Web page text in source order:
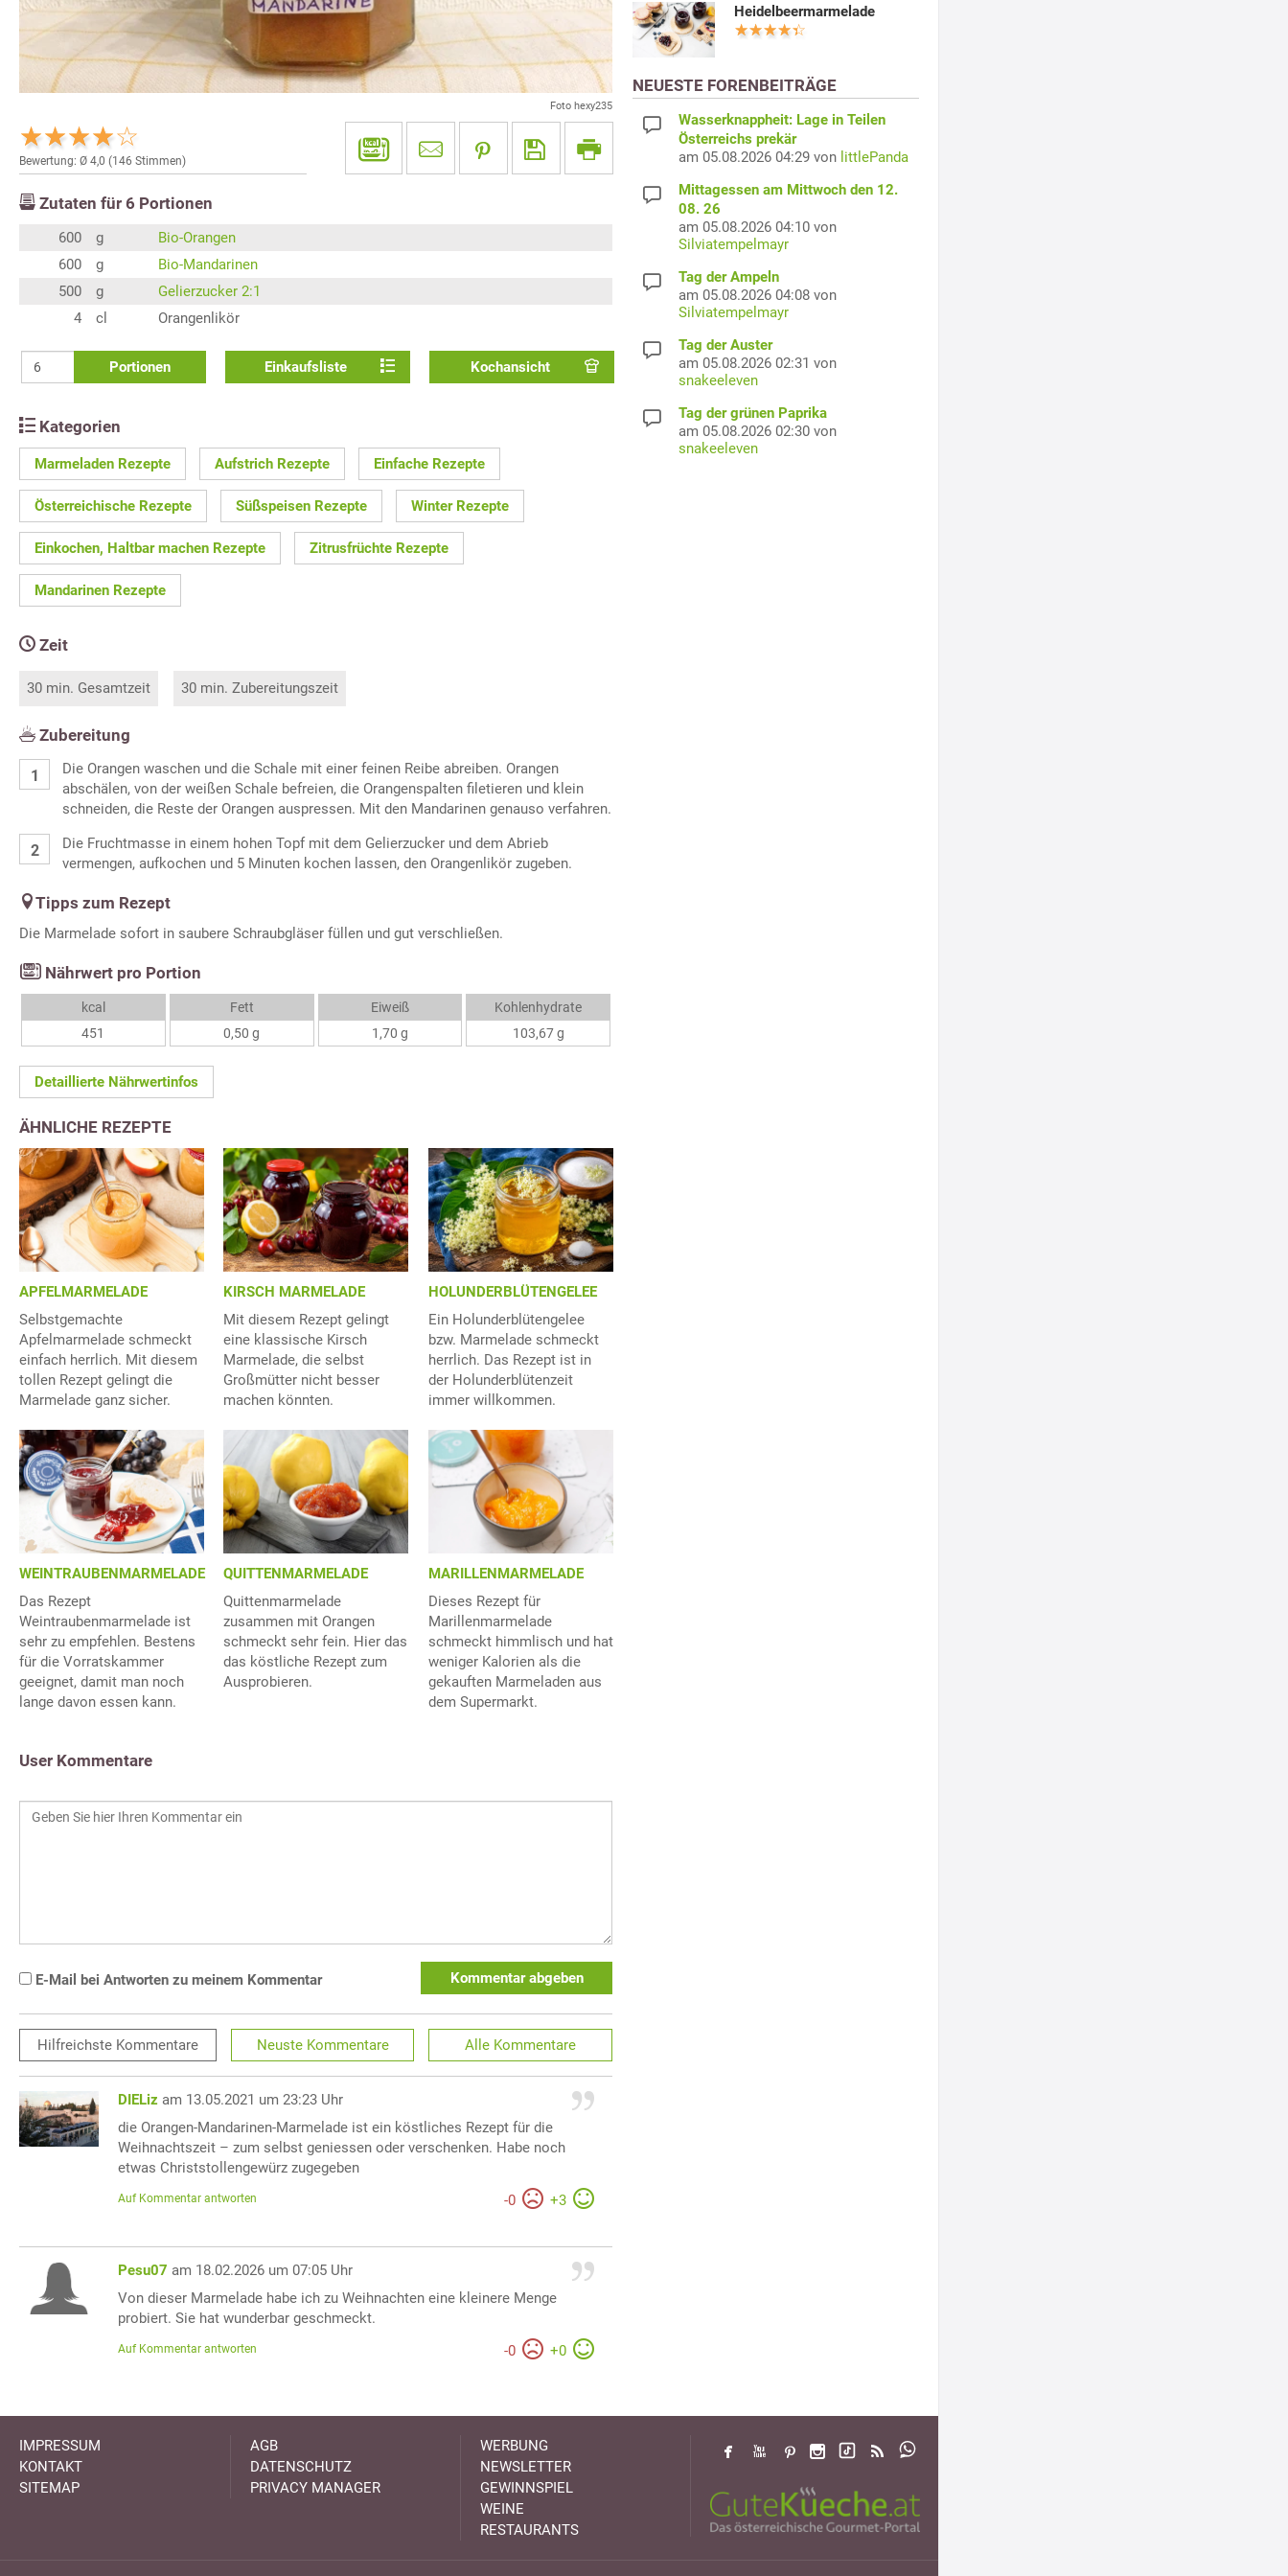
Foto hexy235
Bewertung: Ø 4,0 (146 Stimmen)
Zutaten für 6 Portionen
600 g
Bio-Orangen
600
g
Bio-Mandarinen
500
g
Gelierzucker 2:1
4
cl Orangenlikör
Portionen Einkaufsliste Kochansicht
Kategorien
Marmeladen Rezepte Aufstrich Rezepte Einfache Rezepte
Österreichische Rezepte Süßspeisen Rezepte Winter Rezepte
Einkochen, Haltbar machen Rezepte Zitrusfrüchte Rezepte
Mandarinen Rezepte
Zeit
30 min. Gesamtzeit 30 min. Zubereitungszeit
Zubereitung
Die Orangen waschen und die Schale mit einer feinen Reibe abreiben. Orangen
abschälen, von der weißen Schale befreien, die Orangenspalten filetieren und klein
schneiden, die Reste der Orangen auspressen. Mit den Mandarinen genauso verfahren.
Die Fruchtmasse in einem hohen Topf mit dem Gelierzucker und dem Abrieb
vermengen, aufkochen und 5 Minuten kochen lassen, den Orangenlikör zugeben.
Tipps zum Rezept
Die Marmelade sofort in saubere Schraubgläser füllen und gut verschließen.
Nährwert pro Portion
kcal
451
Fett
0,50 g
Eiweiß
1,70 g
Kohlenhydrate
103,67 g
Detaillierte Nährwertinfos
ÄHNLICHE REZEPTE
APFELMARMELADE
Selbstgemachte
Apfelmarmelade schmeckt
einfach herrlich. Mit diesem
tollen Rezept gelingt die
Marmelade ganz sicher.
KIRSCH MARMELADE
Mit diesem Rezept gelingt
eine klassische Kirsch
Marmelade, die selbst
Großmütter nicht besser
machen könnten.
HOLUNDERBLÜTENGELEE
Ein Holunderblütengelee
bzw. Marmelade schmeckt
herrlich. Das Rezept ist in
der Holunderblütenzeit
immer willkommen.
WEINTRAUBENMARMELADE
Das Rezept
Weintraubenmarmelade ist
sehr zu empfehlen. Bestens
für die Vorratskammer
geeignet, damit man noch
lange davon essen kann.
QUITTENMARMELADE
Quittenmarmelade
zusammen mit Orangen
schmeckt sehr fein. Hier das
das köstliche Rezept zum
Ausprobieren.
MARILLENMARMELADE
Dieses Rezept für
Marillenmarmelade
schmeckt himmlisch und hat
weniger Kalorien als die
gekauften Marmeladen aus
dem Supermarkt.
User Kommentare
E-Mail bei Antworten zu meinem Kommentar Kommentar abgeben
Hilfreichste Kommentare Neuste Kommentare Alle Kommentare
DIELiz am 13.05.2021 um 23:23 Uhr
die Orangen-Mandarinen-Marmelade ist ein köstliches Rezept für die
Weihnachtszeit – zum selbst geniessen oder verschenken. Habe noch
etwas Christstollengewürz zugegeben
-0 +3
Auf Kommentar antworten
Pesu07 am 18.02.2026 um 07:05 Uhr
Von dieser Marmelade habe ich zu Weihnachten eine kleinere Menge
probiert. Sie hat wunderbar geschmeckt.
-0 +0
Auf Kommentar antworten
Heidelbeermarmelade
NEUESTE FORENBEITRÄGE
Wasserknappheit: Lage in Teilen
Österreichs prekär
am 05.08.2026 04:29 von littlePanda
Mittagessen am Mittwoch den 12.
08. 26
am 05.08.2026 04:10 von
Silviatempelmayr
Tag der Ampeln
am 05.08.2026 04:08 von
Silviatempelmayr
Tag der Auster
am 05.08.2026 02:31 von
snakeeleven
Tag der grünen Paprika
am 05.08.2026 02:30 von
snakeeleven
IMPRESSUM
KONTAKT
SITEMAP
AGB
DATENSCHUTZ
PRIVACY MANAGER
WERBUNG
NEWSLETTER
GEWINNSPIEL
WEINE
RESTAURANTS